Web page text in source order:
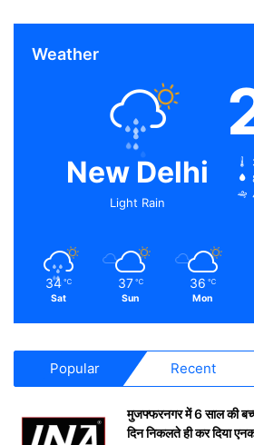
Weather
New Delhi
Light Rain
34 ℃
Sat
37 ℃
Sun
36 ℃
Mon
Popular Recent
मुजफ्फरनगर में 6 साल की
दिन निकलते ही कर दिया